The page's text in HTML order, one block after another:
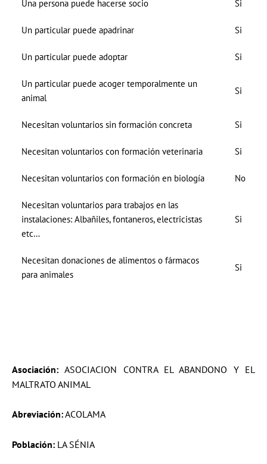
Una persona puede hacerse socio Si
Un particular puede apadrinar Si
Un particular puede adoptar Si
Un particular puede acoger temporalmente un
animal
Si
Necesitan voluntarios sin formación concreta Si
Necesitan voluntarios con formación veterinaria Si
Necesitan voluntarios con formación en biología No
Necesitan voluntarios para trabajos en las
instalaciones: Albañiles, fontaneros, electricistas
etc…
Si
Necesitan donaciones de alimentos o fármacos
para animales
Si
Asociación:ASOCIACION CONTRA EL ABANDONO Y EL
MALTRATO ANIMAL
Abreviación:ACOLAMA
Población: LA SÉNIA